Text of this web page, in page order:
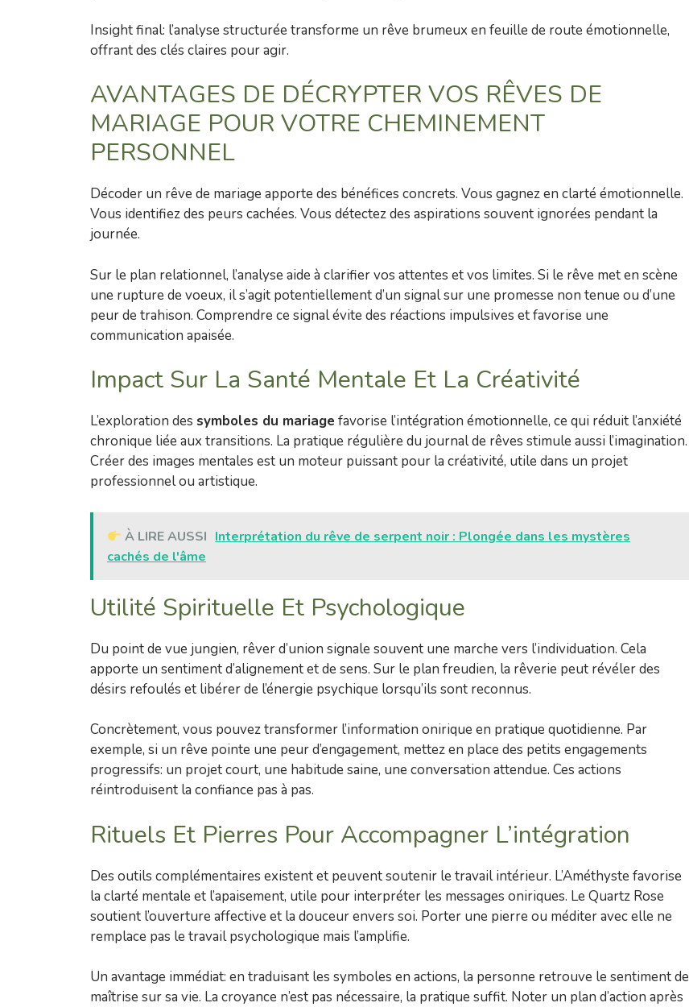
Insight final: l’analyse structurée transforme un rêve brumeux en feuille de route émotionnelle,
offrant des clés claires pour agir.
AVANTAGES DE DÉCRYPTER VOS RÊVES DE
MARIAGE POUR VOTRE CHEMINEMENT
PERSONNEL
Décoder un rêve de mariage apporte des bénéfices concrets. Vous gagnez en clarté émotionnelle.
Vous identifiez des peurs cachées. Vous détectez des aspirations souvent ignorées pendant la
journée.
Sur le plan relationnel, l’analyse aide à clarifier vos attentes et vos limites. Si le rêve met en scène
une rupture de voeux, il s’agit potentiellement d’un signal sur une promesse non tenue ou d’une
peur de trahison. Comprendre ce signal évite des réactions impulsives et favorise une
communication apaisée.
Impact Sur La Santé Mentale Et La Créativité
L’exploration des symboles du mariage favorise l’intégration émotionnelle, ce qui réduit l’anxiété
chronique liée aux transitions. La pratique régulière du journal de rêves stimule aussi l’imagination.
Créer des images mentales est un moteur puissant pour la créativité, utile dans un projet
professionnel ou artistique.
À LIRE AUSSI Interprétation du rêve de serpent noir : Plongée dans les mystères
cachés de l'âme
Utilité Spirituelle Et Psychologique
Du point de vue jungien, rêver d’union signale souvent une marche vers l’individuation. Cela
apporte un sentiment d’alignement et de sens. Sur le plan freudien, la rêverie peut révéler des
désirs refoulés et libérer de l’énergie psychique lorsqu’ils sont reconnus.
Concrètement, vous pouvez transformer l’information onirique en pratique quotidienne. Par
exemple, si un rêve pointe une peur d’engagement, mettez en place des petits engagements
progressifs: un projet court, une habitude saine, une conversation attendue. Ces actions
réintroduisent la confiance pas à pas.
Rituels Et Pierres Pour Accompagner L’intégration
Des outils complémentaires existent et peuvent soutenir le travail intérieur. L’Améthyste favorise
la clarté mentale et l’apaisement, utile pour interpréter les messages oniriques. Le Quartz Rose
soutient l’ouverture affective et la douceur envers soi. Porter une pierre ou méditer avec elle ne
remplace pas le travail psychologique mais l’amplifie.
Un avantage immédiat: en traduisant les symboles en actions, la personne retrouve le sentiment de
maîtrise sur sa vie. La croyance n’est pas nécessaire, la pratique suffit. Noter un plan d’action après